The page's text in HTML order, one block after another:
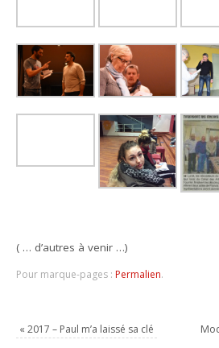
( … d’autres à venir …)
Pour marque-pages : Permalien.
« 2017 – Paul m’a laissé sa clé